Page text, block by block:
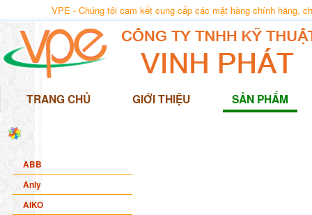
VPE - Chúng tôi cam kết cung cấp các mặt hàng chính hãng,
TRANG CHỦ GIỚI THIỆU SẢN PHẨM
ABB
Anly
AIKO